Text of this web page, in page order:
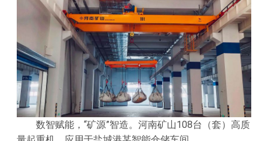
数智赋能，“矿源”智造。河南矿山108台（套）高质